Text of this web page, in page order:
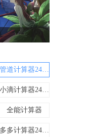
管道计算器24613
小滴计算器24522
全能计算器
多多计算器24610